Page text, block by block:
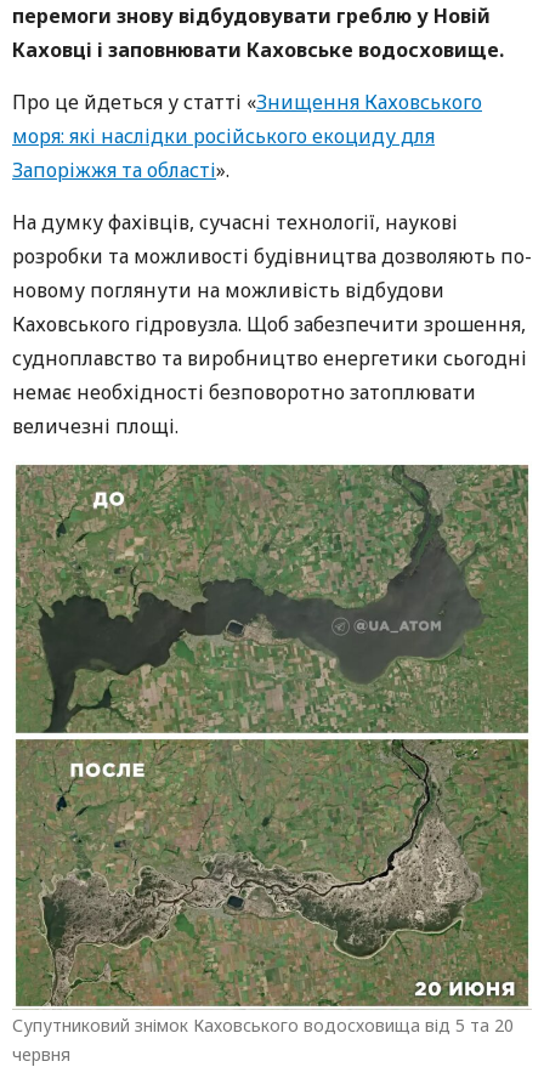
перемоги знову відбудовувати греблю у Новій
Каховці і заповнювати Каховське водосховище.
Про це йдеться у статті «Знищення Каховського
моря: які наслідки російського екоциду для
Запоріжжя та області».
На думку фахівців, сучасні технології, наукові
розробки та можливості будівництва дозволяють по-
новому поглянути на можливість відбудови
Каховського гідровузла. Щоб забезпечити зрошення,
судноплавство та виробництво енергетики сьогодні
немає необхідності безповоротно затоплювати
величезні площі.
Супутниковий знімок Каховського водосховища від 5 та 20
червня